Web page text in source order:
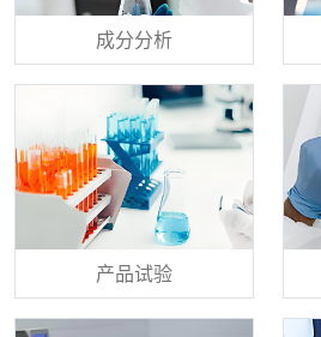
成分分析
产品试验